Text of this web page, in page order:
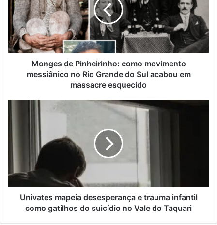
movimento
messiânico
no
Rio
Grande
Monges de Pinheirinho: como movimento
messiânico no Rio Grande do Sul acabou em
massacre esquecido
gatilhos
do
suicídioUnivates mapeia desesperança e trauma infantil
como gatilhos do suicídio no Vale do Taquari